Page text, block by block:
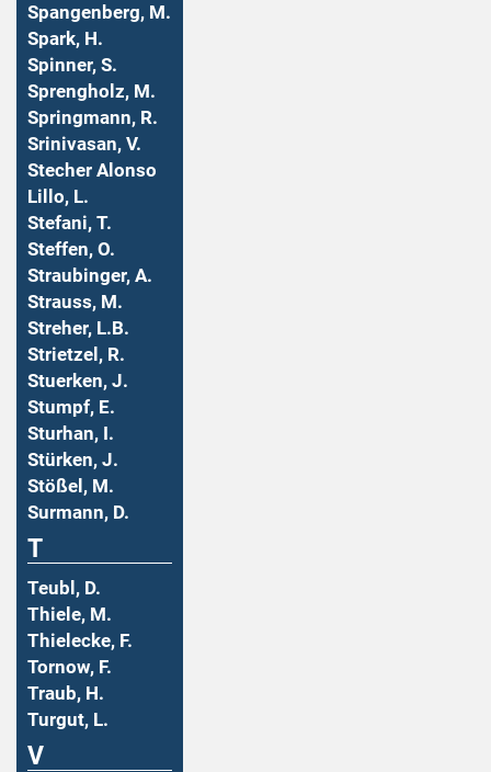
Spangenberg, M.
Spark, H.
Spinner, S.
Sprengholz, M.
Springmann, R.
Srinivasan, V.
Stecher Alonso
Lillo, L.
Stefani, T.
Steffen, O.
Straubinger, A.
Strauss, M.
Streher, L.B.
Strietzel, R.
Stuerken, J.
Stumpf, E.
Sturhan, I.
Stürken, J.
Stößel, M.
Surmann, D.
T
Teubl, D.
Thiele, M.
Thielecke, F.
Tornow, F.
Traub, H.
Turgut, L.
V